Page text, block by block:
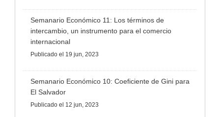
Semanario Económico 11: Los términos de
intercambio, un instrumento para el comercio
internacional
Publicado el 19 jun, 2023
Semanario Económico 10: Coeficiente de Gini para
El Salvador
Publicado el 12 jun, 2023